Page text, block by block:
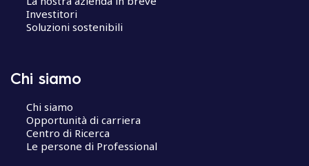
Investitori
Soluzioni sostenibili
Chi siamo
Chi siamo
Opportunità di carriera
Centro di Ricerca
Le persone di Professional